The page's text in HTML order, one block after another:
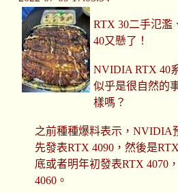
RTX 30二手氾濫
40又懸了！
NVIDIA RTX 40
似乎是很自然的
樣嗎？
之前種種爆料表示，NVIDIA
先發表RTX 4090，然後是
底或者明年初發表RTX 4070
4060。